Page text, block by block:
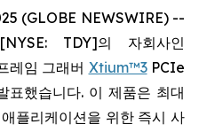
(GLOBE NEWSWIRE) --
TDY]의 자회사인
레임 그래버 Xtium™3PCIe
표했습니다. 이 제품은 최대
플리케이션을 위한 즉시 사